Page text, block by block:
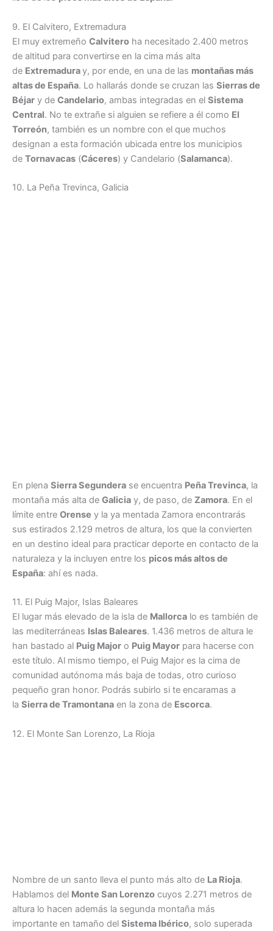
9. El Calvitero, Extremadura
El muy extremeño Calvitero ha necesitado 2.400 metros
de altitud para convertirse en la cima más alta
de Extremaduray, por ende, en una de las montañas más
altas de España. Lo hallarás donde se cruzan las Sierras de
Béjar y de Candelario, ambas integradas en el Sistema
Central. No te extrañe si alguien se refiere a él como El
Torreón, también es un nombre con el que muchos
designan a esta formación ubicada entre los municipios
de Tornavacas (Cáceres) y Candelario (Salamanca).
10. La Peña Trevinca, Galicia
En plena Sierra Segundera se encuentra Peña Trevinca, la
montaña más alta de Galicia y, de paso, de Zamora. En el
límite entre Orense y la ya mentada Zamora encontrarás
sus estirados 2.129 metros de altura, los que la convierten
en un destino ideal para practicar deporte en contacto de la
naturaleza y la incluyen entre los picos más altos de
España: ahí es nada.
11. El Puig Major, Islas Baleares
El lugar más elevado de la isla de Mallorca lo es también de
las mediterráneas Islas Baleares. 1.436 metros de altura le
han bastado al Puig Major o Puig Mayor para hacerse con
este título. Al mismo tiempo, el Puig Major es la cima de
comunidad autónoma más baja de todas, otro curioso
pequeño gran honor. Podrás subirlo si te encaramas a
la Sierra de Tramontana en la zona de Escorca.
12. El Monte San Lorenzo, La Rioja
Nombre de un santo lleva el punto más alto de La Rioja.
Hablamos del Monte San Lorenzo cuyos 2.271 metros de
altura lo hacen además la segunda montaña más
importante en tamaño del Sistema Ibérico, solo superada